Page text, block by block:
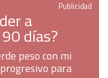
Publicidad
a
días?
peso con mi
para